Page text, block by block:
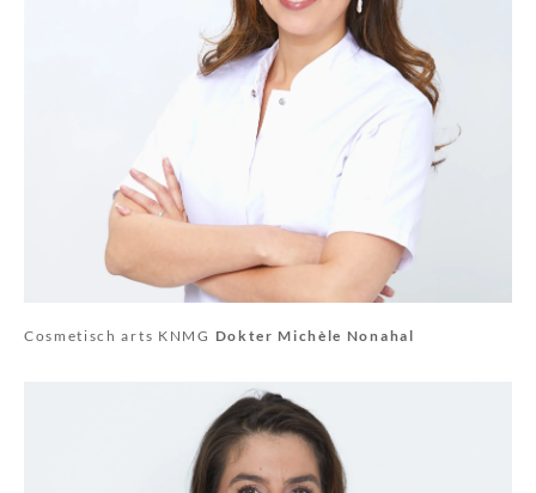
Cosmetisch arts KNMG Dokter Michèle Nonahal